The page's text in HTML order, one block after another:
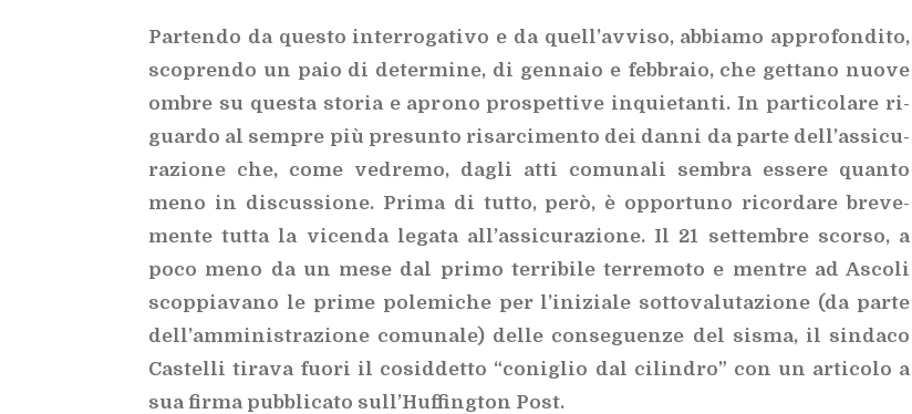
Par­ten­do da que­sto in­ter­ro­ga­ti­vo e da quel­l’av­vi­so, ab­bia­mo ap­pro­fon­di­to,
sco­pren­do un paio di de­ter­mi­ne, di gen­na­io e feb­bra­io, che get­ta­no nuo­ve
om­bre su que­sta sto­ria e apro­no pro­spet­ti­ve in­quie­tan­ti. In par­ti­co­la­re ri­
guar­do al sem­pre più pre­sun­to ri­sar­ci­men­to dei dan­ni da par­te del­l’as­si­cu­
ra­zio­ne che, come ve­dre­mo, da­gli atti co­mu­na­li sem­bra es­se­re quan­to
meno in di­scus­sio­ne. Pri­ma di tut­to, però, è op­por­tu­no ri­cor­da­re bre­ve­
men­te tut­ta la vi­cen­da le­ga­ta al­l’as­si­cu­ra­zio­ne. Il 21 set­tem­bre scor­so, a
poco meno da un mese dal pri­mo ter­ri­bi­le ter­re­mo­to e men­tre ad Asco­li
scop­pia­va­no le pri­me po­le­mi­che per l’i­ni­zia­le sot­to­va­lu­ta­zio­ne (da par­te
del­l’am­mi­ni­stra­zio­ne co­mu­na­le) del­le con­se­guen­ze del si­sma, il sin­da­co
Ca­stel­li ti­ra­va fuo­ri il co­sid­det­to “co­ni­glio dal ci­lin­dro” con un ar­ti­co­lo a
sua fir­ma pub­bli­ca­to sul­l’Huf­fing­ton Post.